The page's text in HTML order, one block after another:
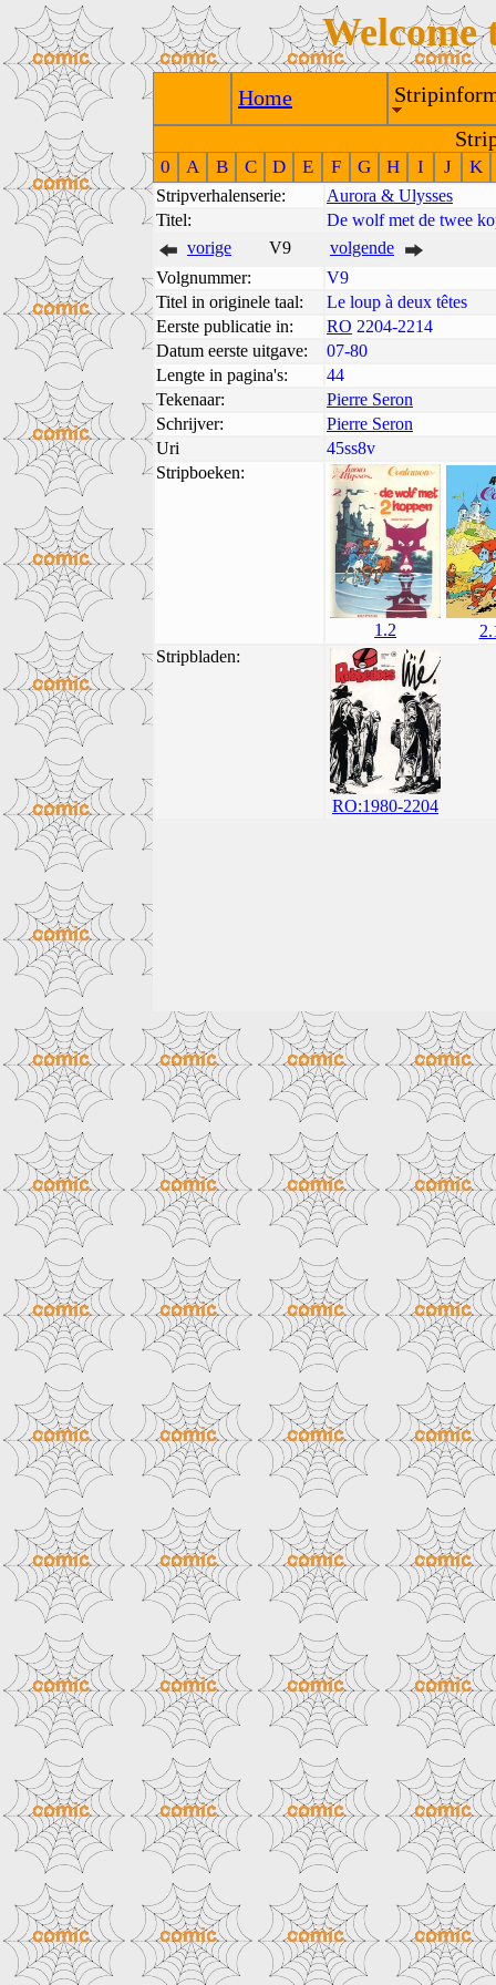
Welcome
Home
0 A B C D E F G H I J K
Stripverhalenserie:
Aurora & Ulysses
Titel:
De wolf met de twee
vorige
V9
volgende
Volgnummer:
V9
Titel in originele taal:
Le loup à deux têtes
Eerste publicatie in:
RO 2204-2214
Datum eerste uitgave:
07-80
Lengte in pagina's:
44
Tekenaar:
Pierre Seron
Schrijver:
Pierre Seron
Uri
45ss8v
Stripboeken:
1.2
Stripbladen:
RO:1980-2204